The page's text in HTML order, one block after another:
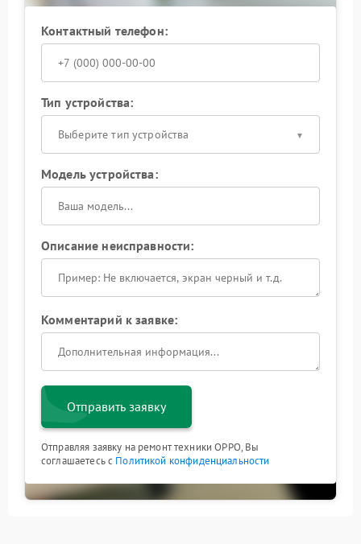
Контактный телефон:
Тип устройства:
Выберите тип устройства
Модель устройства:
Описание неисправности:
Комментарий к заявке:
Отправить заявку
Отправляя заявку на ремонт техники OPPO, Вы
соглашаетесь с Политикой конфиденциальности